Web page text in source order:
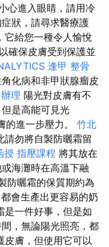
心進入眼睛，請用冷
狀，請尋求醫療護
它給您一種令人愉悅
確保皮膚受到保護並
逢甲 整骨
化病和非甲狀腺瘤皮
理 陽光對皮膚有不
是高能可見光
的進一步壓力。 竹北
請勿將自製防曬霜留
授 指壓課程 將其放在
海灘時在高溫下融
防曬霜的保質期約為
會生產出更容易的奶
是一件好事，但是如
，無論陽光照亮，都
皮膚，但使用它可以